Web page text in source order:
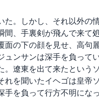
。しかし、それ以外の
、手裏剣が飛んで来て
の下の顔を見せ、高句
ンサンは深手を負って
。遼東を出て来たという
を聞いたイヘゴは皇帝
を負って行方不明にな